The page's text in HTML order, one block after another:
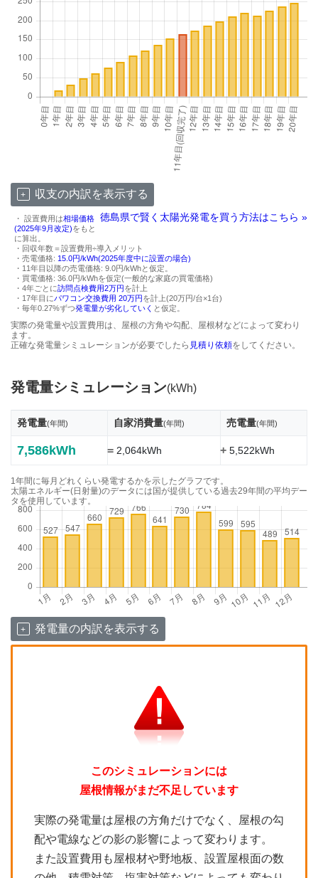
収支の内訳を表示する
徳島県で賢く太陽光発電を買う方法はこちら »
・ 設置費用は相場価格
(2025年9月改定)をもと
に算出。
・回収年数＝設置費用÷導入メリット
・売電価格: 15.0円/kWh(2025年度中に設置の場合)
・11年目以降の売電価格: 9.0円/kWhと仮定。
・買電価格: 36.0円/kWhを仮定(一般的な家庭の買電価格)
・4年ごとに訪問点検費用2万円を計上
・17年目にパワコン交換費用 20万円を計上(20万円/台×1台)
・毎年0.27%ずつ発電量が劣化していく と仮定。
実際の発電量や設置費用は、屋根の方角や勾配、屋根材などによって変わり
ます。
正確な発電量シミュレーションが必要でしたら 見積り依頼をしてください。
発電量シミュレーション(kWh)
発電量(年間) 自家消費量(年間) 売電量(年間)
7,586kWh =2,064kWh +5,522kWh
1年間に毎月どれくらい発電するかを示したグラフです。
太陽エネルギー(日射量)のデータには国が提供している過去29年間の平均デー
タを使用しています。
発電量の内訳を表示する
このシミュレーションには
屋根情報がまだ不足しています
実際の発電量は屋根の方角だけでなく、屋根の勾
配や電線などの影の影響によって変わります。
また設置費用も屋根材や野地板、設置屋根面の数